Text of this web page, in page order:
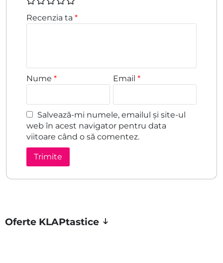
Recenzia ta *
Nume * Email*
Salvează-mi numele, emailul și site-ul
web în acest navigator pentru data
viitoare când o să comentez.
Oferte KLAPtastice